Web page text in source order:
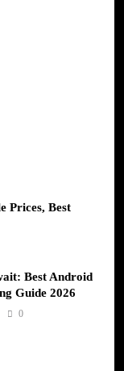
Prices, Best
Best Android
Guide 2026
0